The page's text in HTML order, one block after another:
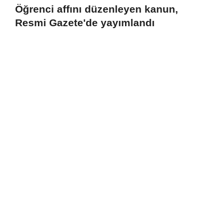
Öğrenci affını düzenleyen kanun,
Resmi Gazete'de yayımlandı